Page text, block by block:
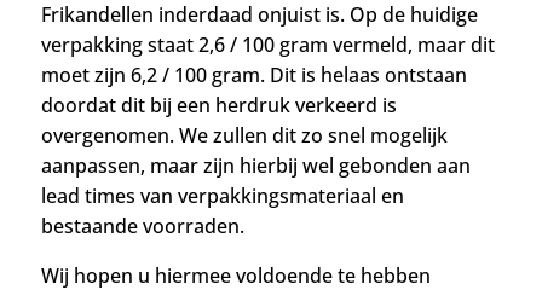
Frikandellen inderdaad onjuist is. Op de huidige
verpakking staat 2,6 / 100 gram vermeld, maar dit
moet zijn 6,2 / 100 gram. Dit is helaas ontstaan
doordat dit bij een herdruk verkeerd is
overgenomen. We zullen dit zo snel mogelijk
aanpassen, maar zijn hierbij wel gebonden aan
lead times van verpakkingsmateriaal en
bestaande voorraden.
Wij hopen u hiermee voldoende te hebben